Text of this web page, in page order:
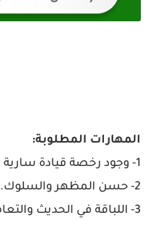
المهارات المطلوبة:
1- وجود رخصة قيادة سارية المفعول.
2- حسن المظهر والسلوك.
3- اللباقة في الحديث والتعامل.